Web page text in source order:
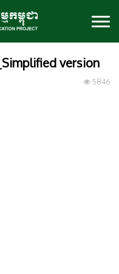
version
5846